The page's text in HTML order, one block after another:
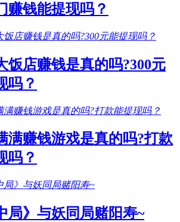
赚钱能提现吗？
饭店赚钱是真的吗?300元
吗？
满赚钱游戏是真的吗?打款
吗？
局》与妖同局赌阳寿~